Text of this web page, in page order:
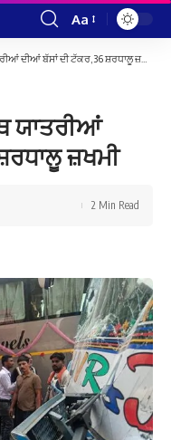
Font
Resizer
Aa
ਦੀਆਂ ਬੱਸਾਂ ਦੀ ਟੱਕਰ, 36 ਸ਼ਰਧਾਲੂ ਜ਼ਖਮੀ
ਯਾਤਰੀਆਂ
ਜ਼ਖਮੀ
2 Min Read